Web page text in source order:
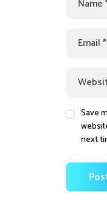
Save
next